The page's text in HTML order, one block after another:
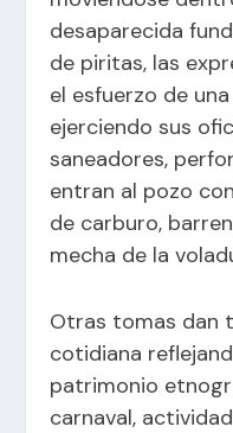
desaparecida
de piritas, las
el esfuerzo de
ejerciendo sus
saneadores,
entran al pozo
de carburo,
mecha de la
Otras tomas dan
cotidiana
patrimonio
carnaval,